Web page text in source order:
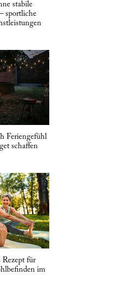
stabile
sportliche
Feriengefühl
schaffen
Rezept für
im